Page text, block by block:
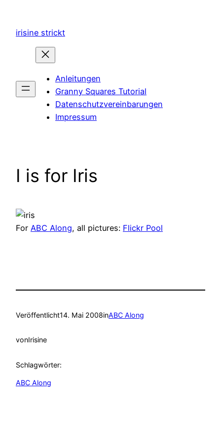
springen
irisine strickt
Anleitungen
Granny Squares Tutorial
Datenschutzvereinbarungen
Impressum
I is for Iris
For ABC Along, all pictures: Flickr Pool
Veröffentlicht14. Mai 2008inABC Along
vonIrisine
Schlagwörter:
ABC Along